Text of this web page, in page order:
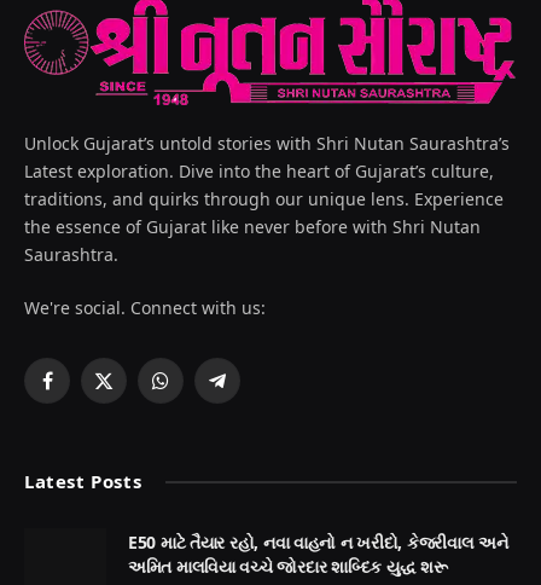
Unlock Gujarat’s untold stories with Shri Nutan Saurashtra’s
Latest exploration. Dive into the heart of Gujarat’s culture,
traditions, and quirks through our unique lens. Experience
the essence of Gujarat like never before with Shri Nutan
Saurashtra.
We're social. Connect with us:
Facebook
X
WhatsAppTelegram
Latest Posts
E50 માટે તૈયાર રહો, નવા વાહનો ન ખરીદો, કેજરીવાલ અને
અમિત માલવિયા વચ્ચે જોરદાર શાબ્દિક યુદ્ધ શરૂ